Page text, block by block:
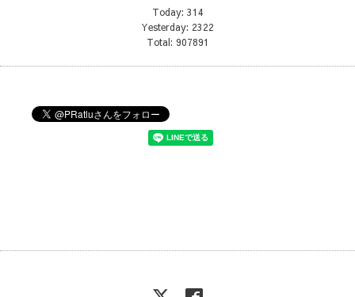
Today: 314
Yesterday: 2322
Total: 907891